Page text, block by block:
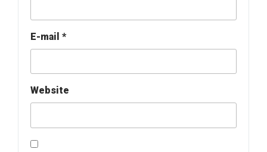
E-mail *
Website